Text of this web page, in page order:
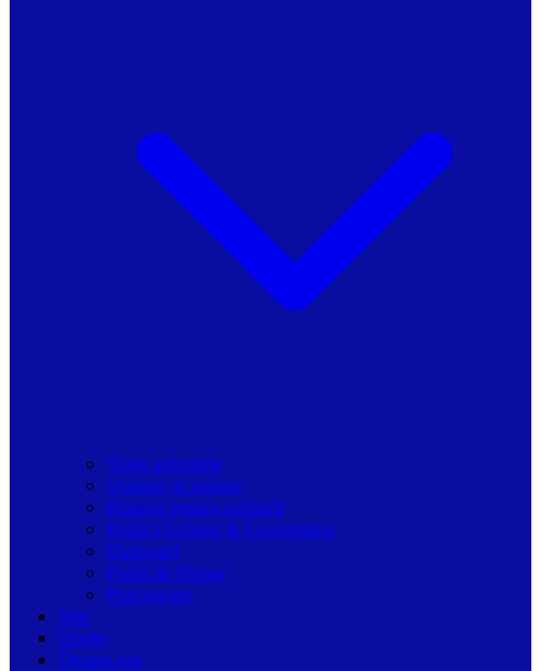
Toate articolele
Viziune de primar
Resurse pentru primarii
Politici Urbane & Guvernanta
Dialoguri
Profil de Primar
Podcast-uri
Stiri
Oferte
Despre noi